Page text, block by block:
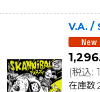
V.A. /
1,296
(税込:
在庫数